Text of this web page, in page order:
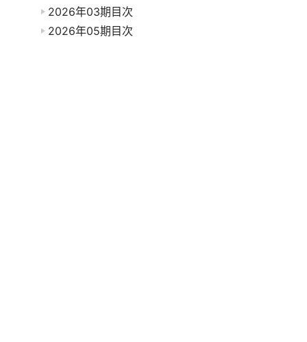
2026年03期目次
2026年05期目次